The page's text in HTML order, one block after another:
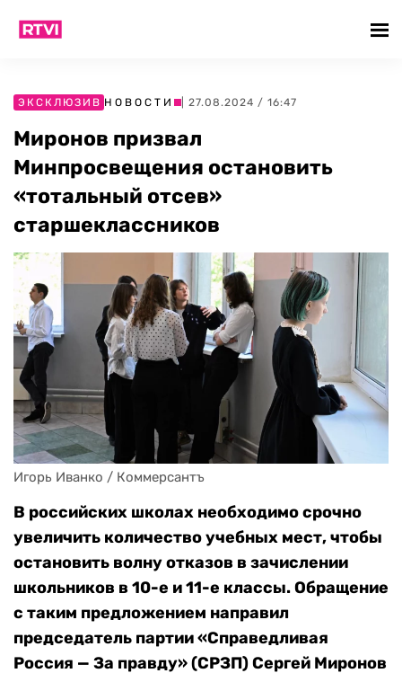
ЭКСКЛЮЗИВ НОВОСТИ | 27.08.2024 / 16:47
Миронов призвал
Минпросвещения остановить
«тотальный отсев»
старшеклассников
Игорь Иванко / Коммерсантъ
В российских школах необходимо срочно
увеличить количество учебных мест, чтобы
остановить волну отказов в зачислении
школьников в 10-е и 11-е классы. Обращение
с таким предложением направил
председатель партии «Справедливая
Россия — За правду» (СРЗП) Сергей Миронов